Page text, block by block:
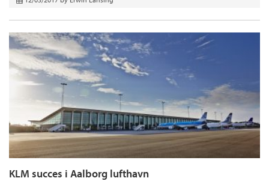
KLM succes i Aalborg lufthavn